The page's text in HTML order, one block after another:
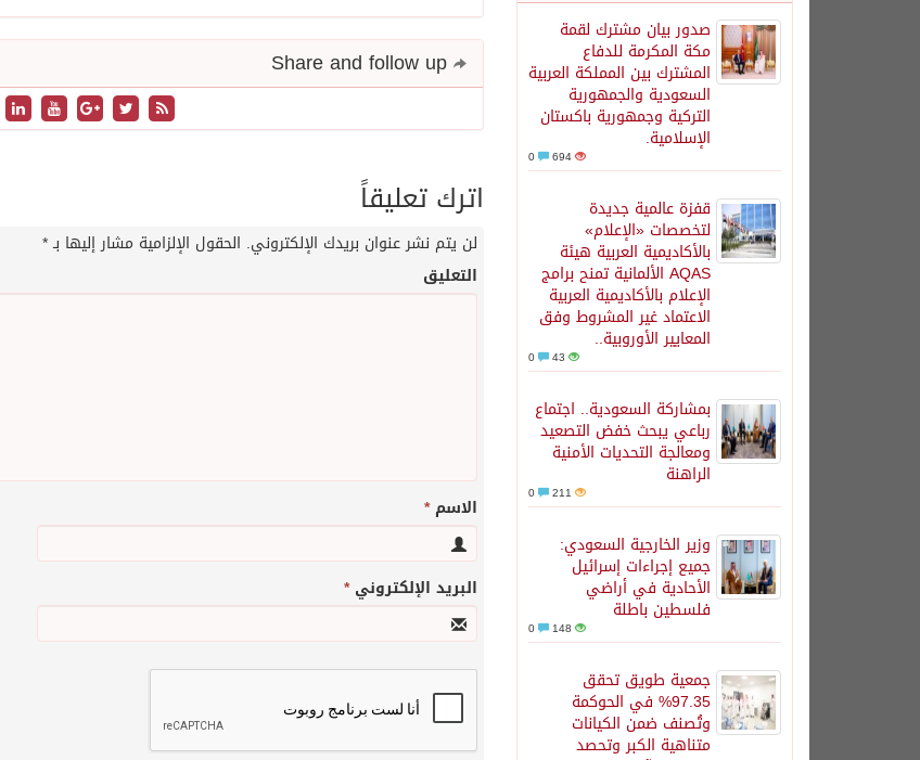
صدور بيان مشترك لقمة
مكة المكرمة للدفاع
المشترك بين المملكة العربية
السعودية والجمهورية
التركية وجمهورية باكستان
الإسلامية.
694
قفزة عالمية جديدة
لتخصصات «الإعلام»
بالأكاديمية العربية هيئة
AQAS الألمانية تمنح برامج
الإعلام بالأكاديمية العربية
الاعتماد غير المشروط وفق
المعايير الأوروبية..
43
بمشاركة السعودية.. اجتماع
رباعي يبحث خفض التصعيد
ومعالجة التحديات الأمنية
الراهنة
211
وزير الخارجية السعودي:
جميع إجراءات إسرائيل
الأحادية في أراضي
فلسطين باطلة
148
جمعية طويق تحقق
97.35% في الحوكمة
وتُصنف ضمن الكيانات
متناهية الكبر وتحصد
اترك تعليقاً
لن يتم نشر عنوان بريدك الإلكتروني. الحقول الإلزامية مشار إليها بـ*
التعليق
الاسم*
البريد الإلكتروني*